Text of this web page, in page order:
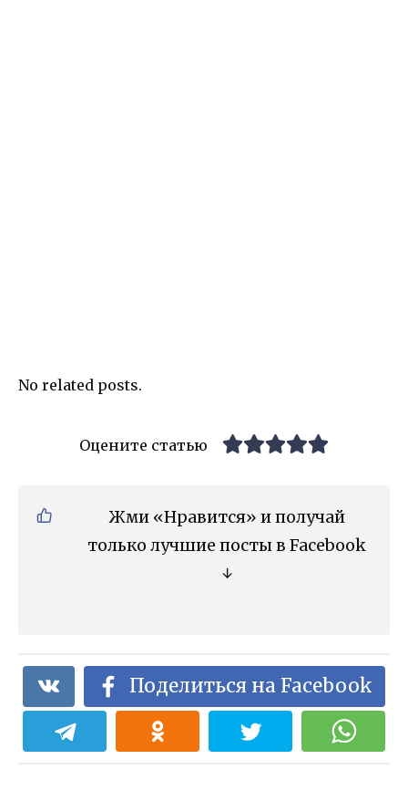
No related posts.
Оцените статью
Жми «Нравится» и получай
только лучшие посты в Facebook
↓
Поделиться на Facebook